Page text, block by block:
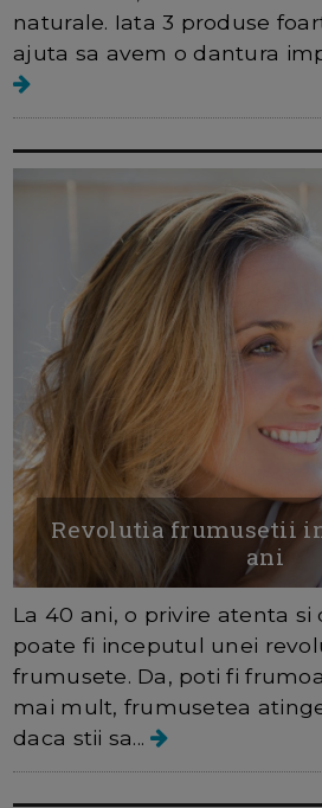
naturale. Iata 3 produse
ajuta sa avem o dantura
Revolutia frumusetii
ani
La 40 ani, o privire atenta si
poate fi inceputul unei
frumusete. Da, poti fi
mai mult, frumusetea
daca stii sa...